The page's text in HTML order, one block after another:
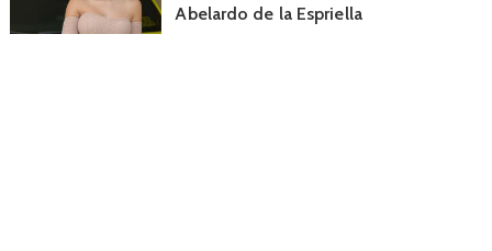
Abelardo de la Espriella